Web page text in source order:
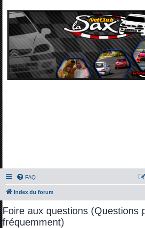
FAQ
Index du forum
Foire aux questions (Questions
fréquemment)